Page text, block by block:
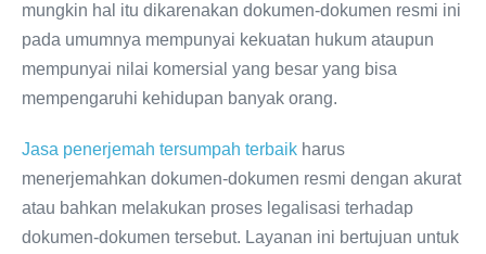
mungkin hal itu dikarenakan dokumen-dokumen resmi ini
pada umumnya mempunyai kekuatan hukum ataupun
mempunyai nilai komersial yang besar yang bisa
mempengaruhi kehidupan banyak orang.
Jasa penerjemah tersumpah terbaik harus
menerjemahkan dokumen-dokumen resmi dengan akurat
atau bahkan melakukan proses legalisasi terhadap
dokumen-dokumen tersebut. Layanan ini bertujuan untuk